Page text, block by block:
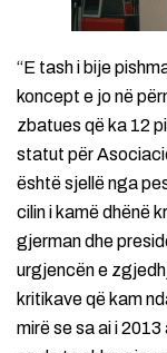
“E tash i bije
koncept e jo në
zbatues që ka 12
statut për
është sjellë nga
cilin i kamë dhënë
gjerman dhe
urgjencën e
kritikave që kam
mirë se sa ai i